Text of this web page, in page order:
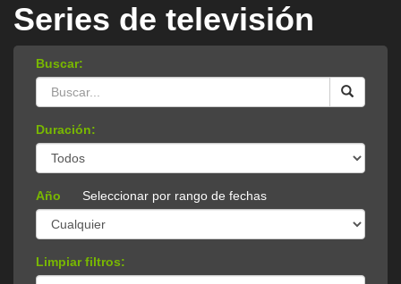
Series de televisión
Buscar:
Duración:
Año Seleccionar por rango de fechas
Limpiar filtros: